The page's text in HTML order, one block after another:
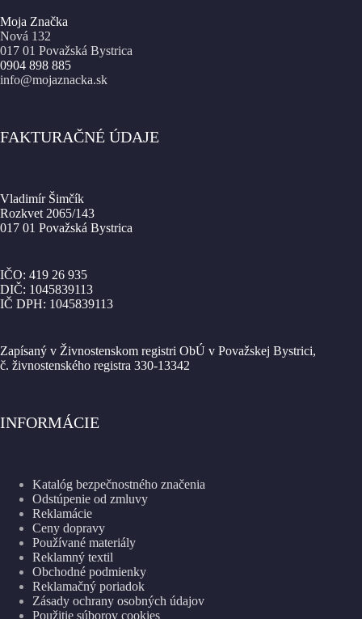
Moja Značka
Nová 132
017 01 Považská Bystrica
0904 898 885
info@mojaznacka.sk
FAKTURAČNÉ ÚDAJE
Vladimír Šimčík
Rozkvet 2065/143
017 01 Považská Bystrica
IČO: 419 26 935
DIČ: 1045839113
IČ DPH: 1045839113
Zapísaný v Živnostenskom registri ObÚ v Považskej Bystrici,
č. živnostenského registra 330-13342
INFORMÁCIE
Katalóg bezpečnostného značenia
Odstúpenie od zmluvy
Reklamácie
Ceny dopravy
Používané materiály
Reklamný textil
Obchodné podmienky
Reklamačný poriadok
Zásady ochrany osobných údajov
Použitie súborov cookies